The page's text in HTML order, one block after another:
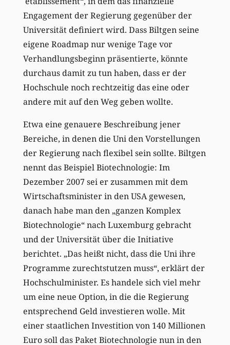
Engagement der Regierung gegenüber der
Universität definiert wird. Dass Biltgen seine
eigene Roadmap nur wenige Tage vor
Verhandlungsbeginn präsentierte, könnte
durchaus damit zu tun haben, dass er der
Hochschule noch rechtzeitig das eine oder
andere mit auf den Weg geben wollte.
Etwa eine genauere Beschreibung jener
Bereiche, in denen die Uni den Vorstellungen
der Regierung nach flexibel sein sollte. Biltgen
nennt das Beispiel Biotechnologie: Im
Dezember 2007 sei er zusammen mit dem
Wirtschaftsminister in den USA gewesen,
danach habe man den „ganzen Komplex
Biotechnologie“ nach Luxemburg gebracht
und der Universität über die Initiative
berichtet. „Das heißt nicht, dass die Uni ihre
Programme zurechtstutzen muss“, erklärt der
Hochschulminister. Es handele sich viel mehr
um eine neue Option, in die die Regierung
entsprechend Geld investieren wolle. Mit
einer staatlichen Investition von 140 Millionen
Euro soll das Paket Biotechnologie nun in den